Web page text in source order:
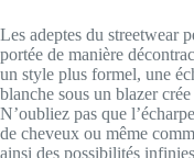
Les adeptes du streetwear
portée de manière
un style plus formel, une
blanche sous un blazer
N’oubliez pas que
de cheveux ou même
ainsi des possibilités